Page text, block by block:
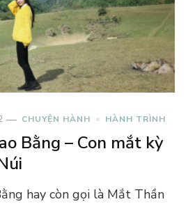
CHUYỆN HÀNH HÀNH TRÌNH
Bằng – Con mắt kỳ
hay còn gọi là Mắt Thần